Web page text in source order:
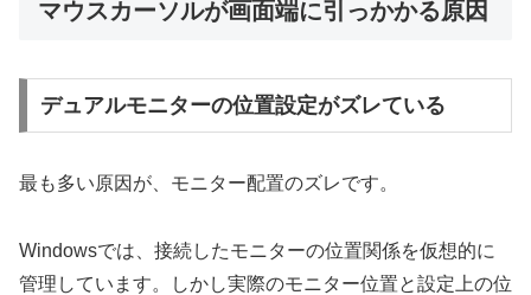
マウスカーソルが画面端に引っかかる原因
デュアルモニターの位置設定がズレている
最も多い原因が、モニター配置のズレです。
Windowsでは、接続したモニターの位置関係を仮想的に
管理しています。しかし実際のモニター位置と設定上の位